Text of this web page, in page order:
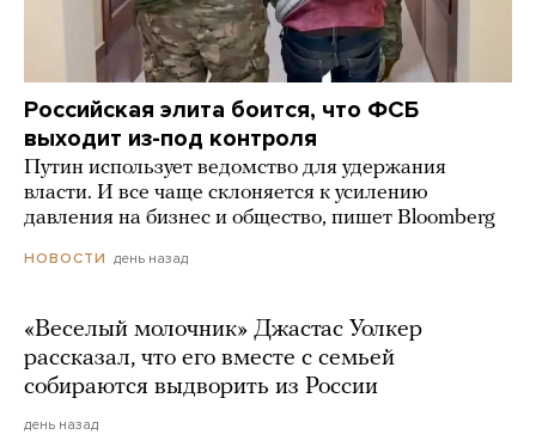
Российская элита боится, что ФСБ
выходит из-под контроля
Путин использует ведомство для удержания
власти. И все чаще склоняется к усилению
давления на бизнес и общество, пишет Bloomberg
НОВОСТИ день назад
«Веселый молочник» Джастас Уолкер
рассказал, что его вместе с семьей
собираются выдворить из России
день назад